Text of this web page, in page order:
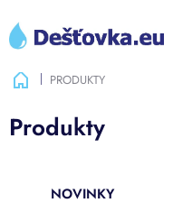
obsah
CZK
DomůPRODUKTY
Produkty
NOVINKY